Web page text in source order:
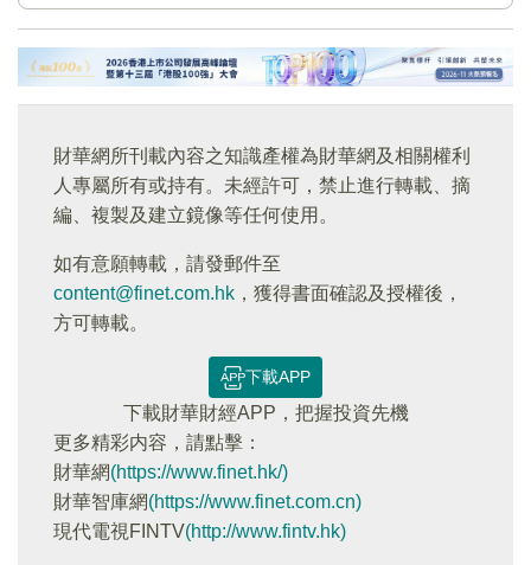
財華網所刊載內容之知識產權為財華網及相關權利
人專屬所有或持有。未經許可，禁止進行轉載、摘
編、複製及建立鏡像等任何使用。
如有意願轉載，請發郵件至
content@finet.com.hk ，獲得書面確認及授權後，
方可轉載。
下載APP
下載財華財經APP，把握投資先機
更多精彩内容，請點擊：
財華網(https://www.finet.hk/)
財華智庫網(https://www.finet.com.cn)
現代電視FINTV(http://www.fintv.hk)